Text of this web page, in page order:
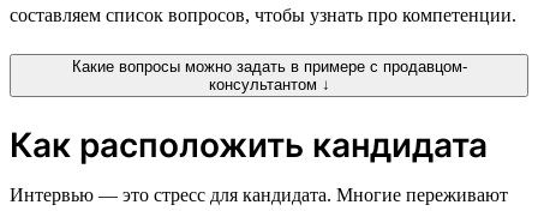
составляем список вопросов, чтобы узнать про компетенции.
Какие вопросы можно задать в примере с продавцом-
консультантом ↓
Как расположить кандидата
Интервью — это стресс для кандидата. Многие переживают